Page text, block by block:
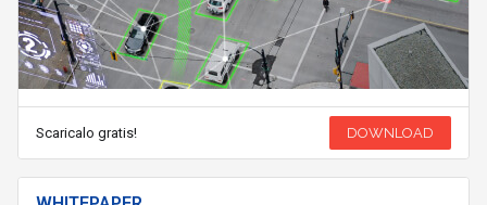
Scaricalo gratis! DOWNLOAD